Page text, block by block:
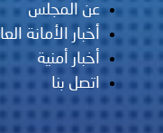
عن المجلس
أخبار الأمانة
أخبار أمنية
اتصل بنا